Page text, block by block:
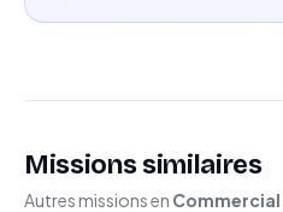
Missions similaires
Autres missions en Commercial